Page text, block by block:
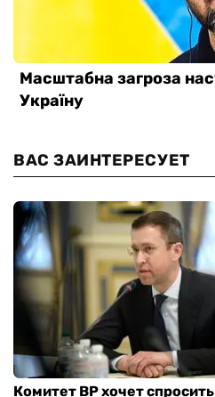
ВАС ЗАИНТЕРЕСУЕТ
Комитет ВР хочет спросить